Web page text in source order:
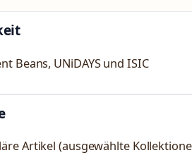
Beans, UNiDAYS und ISIC
Artikel (ausgewählte